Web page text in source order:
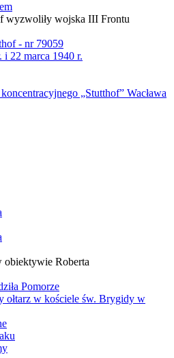
wyzwoliły wojska III Frontu
- nr 79059
i 22 marca 1940 r.
„Stutthof” Wacława
obiektywie Roberta
Pomorze
w kościele św. Brygidy w